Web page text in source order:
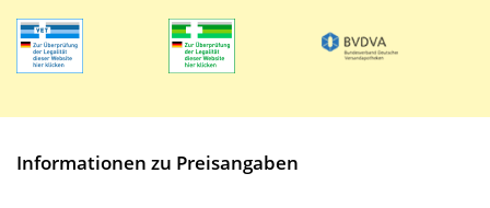
Informationen zu Preisangaben